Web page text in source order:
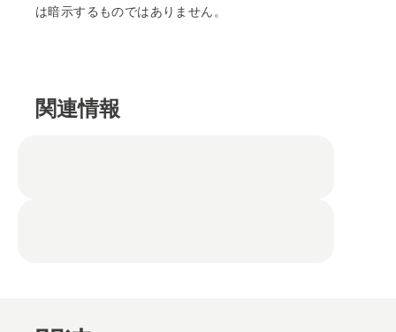
は暗示するものではありません。
関連情報